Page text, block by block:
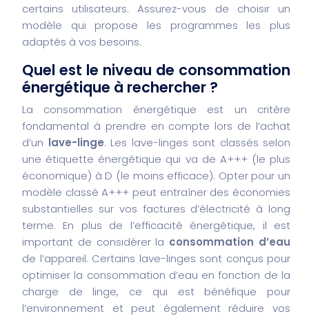
certains utilisateurs. Assurez-vous de choisir un
modèle qui propose les programmes les plus
adaptés à vos besoins.
Quel est le niveau de consommation
énergétique à rechercher ?
La consommation énergétique est un critère
fondamental à prendre en compte lors de l’achat
d’un lave-linge. Les lave-linges sont classés selon
une étiquette énergétique qui va de A+++ (le plus
économique) à D (le moins efficace). Opter pour un
modèle classé A+++ peut entraîner des économies
substantielles sur vos factures d’électricité à long
terme. En plus de l’efficacité énergétique, il est
important de considérer la consommation d’eau
de l’appareil. Certains lave-linges sont conçus pour
optimiser la consommation d’eau en fonction de la
charge de linge, ce qui est bénéfique pour
l’environnement et peut également réduire vos